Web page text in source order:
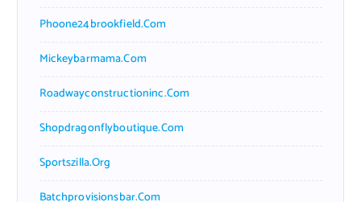
Phoone24brookfield.com
Mickeybarmama.com
Roadwayconstructioninc.com
Shopdragonflyboutique.com
Sportszilla.org
Batchprovisionsbar.com